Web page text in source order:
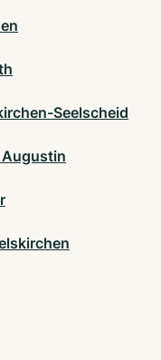
Seelscheid